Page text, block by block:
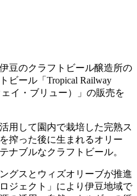
豆のクラフトビール醸造所の
ビール「Tropical Railway
イ・ブリュー）」の販売を
用して園内で栽培した完熟ス
搾った後に生まれるオリー
ナブルなクラフトビール。
グスとウィズオリーブが推進
ジェクト」により伊豆地域で